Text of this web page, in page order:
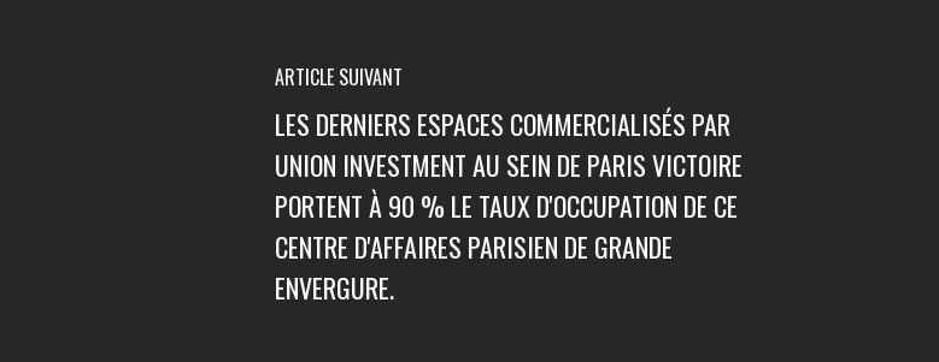
ARTICLE SUIVANT
LES DERNIERS ESPACES COMMERCIALISÉS PAR
UNION INVESTMENT AU SEIN DE PARIS VICTOIRE
PORTENT À 90 % LE TAUX D'OCCUPATION DE CE
CENTRE D'AFFAIRES PARISIEN DE GRANDE
ENVERGURE.